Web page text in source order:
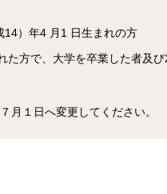
）年4 月1 日生まれの方
方で、大学を卒業した者及
月１日へ変更してください。